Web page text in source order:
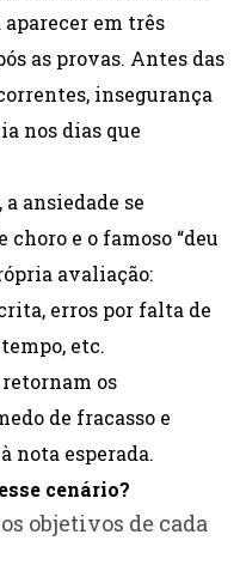
em três
as provas. Antes das
insegurança
nos dias que
ansiedade se
e o famoso “deu
avaliação:
erros por falta de
etc.
os
de fracasso e
nota esperada.
cenário?
objetivos de cada